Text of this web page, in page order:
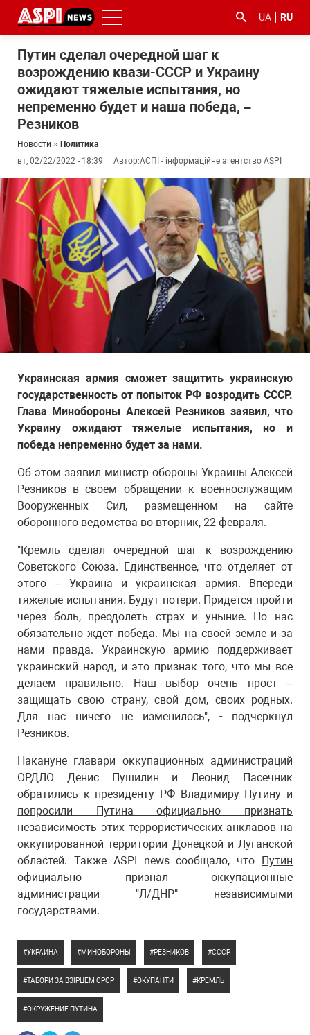
UA RU
Путин сделал очередной шаг к
возрождению квази-СССР и Украину
ожидают тяжелые испытания, но
непременно будет и наша победа, –
Резников
Новости » Политика
вт, 02/22/2022 - 18:39
Автор:АСПІ - інформаційне агентство ASPI
Украинская армия сможет защитить украинскую
государственность от попыток РФ возродить СССР.
Глава Минобороны Алексей Резников заявил, что
Украину ожидают тяжелые испытания, но и
победа непременно будет за нами.
Об этом заявил министр обороны Украины Алексей
Резников в своем обращении к военнослужащим
Вооруженных Сил, размещенном на сайте
оборонного ведомства во вторник, 22 февраля.
"Кремль сделал очередной шаг к возрождению
Советского Союза. Единственное, что отделяет от
этого – Украина и украинская армия. Впереди
тяжелые испытания. Будут потери. Придется пройти
через боль, преодолеть страх и уныние. Но нас
обязательно ждет победа. Мы на своей земле и за
нами правда. Украинскую армию поддерживает
украинский народ, и это признак того, что мы все
делаем правильно. Наш выбор очень прост –
защищать свою страну, свой дом, своих родных.
Для нас ничего не изменилось", - подчеркнул
Резников.
Накануне главари оккупационных администраций
ОРДЛО Денис Пушилин и Леонид Пасечник
обратились к президенту РФ Владимиру Путину и
попросили Путина официально признать
независимость этих террористических анклавов на
оккупированной территории Донецкой и Луганской
областей. Также ASPI news сообщало, что Путин
официально признал оккупационные
администрации "Л/ДНР" независимыми
государствами.
УКРАИНА МИНОБОРОНЫ РЕЗНИКОВ СССР
ТАБОРИ ЗА ВЗІРЦЕМ СРСР ОКУПАНТИ КРЕМЛЬ
ОКРУЖЕНИЕ ПУТИНА
#ООС
#боротьба
корупцією
#гфс #Киев #коронавірус